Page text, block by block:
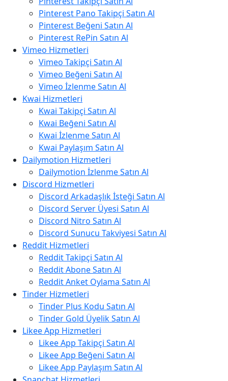
Pinterest Pano Takipçi Satın Al
Pinterest Beğeni Satın Al
Pinterest RePin Satın Al
Vimeo Hizmetleri
Vimeo Takipçi Satın Al
Vimeo Beğeni Satın Al
Vimeo İzlenme Satın Al
Kwai Hizmetleri
Kwai Takipçi Satın Al
Kwai Beğeni Satın Al
Kwai İzlenme Satın Al
Kwai Paylaşım Satın Al
Dailymotion Hizmetleri
Dailymotion İzlenme Satın Al
Discord Hizmetleri
Discord Arkadaşlık İsteği Satın Al
Discord Server Üyesi Satın Al
Discord Nitro Satın Al
Discord Sunucu Takviyesi Satın Al
Reddit Hizmetleri
Reddit Takipçi Satın Al
Reddit Abone Satın Al
Reddit Anket Oylama Satın Al
Tinder Hizmetleri
Tinder Plus Kodu Satın Al
Tinder Gold Üyelik Satın Al
Likee App Hizmetleri
Likee App Takipçi Satın Al
Likee App Beğeni Satın Al
Likee App Paylaşım Satın Al